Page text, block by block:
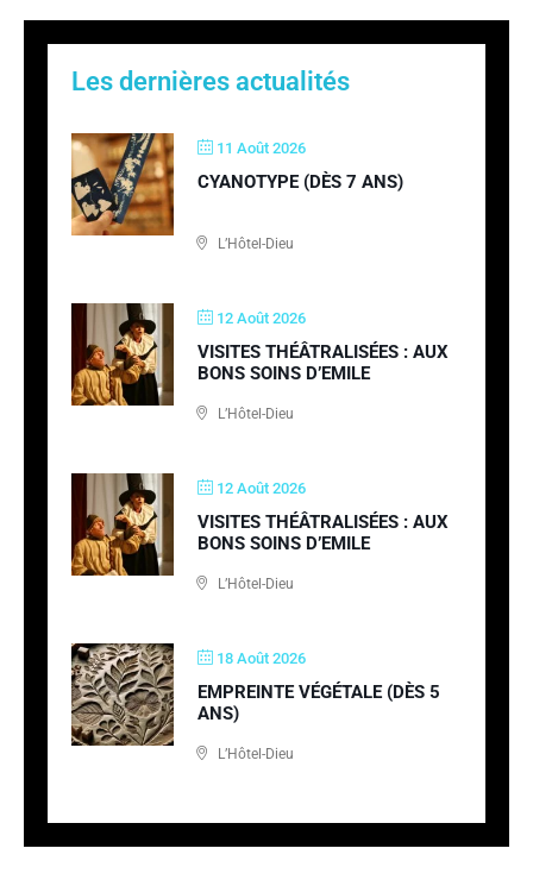
Les dernières actualités
11 Août 2026
CYANOTYPE (DÈS 7 ANS)
L’Hôtel-Dieu
12 Août 2026
VISITES THÉÂTRALISÉES : AUX
BONS SOINS D’EMILE
L’Hôtel-Dieu
12 Août 2026
VISITES THÉÂTRALISÉES : AUX
BONS SOINS D’EMILE
L’Hôtel-Dieu
18 Août 2026
EMPREINTE VÉGÉTALE (DÈS 5
ANS)
L’Hôtel-Dieu